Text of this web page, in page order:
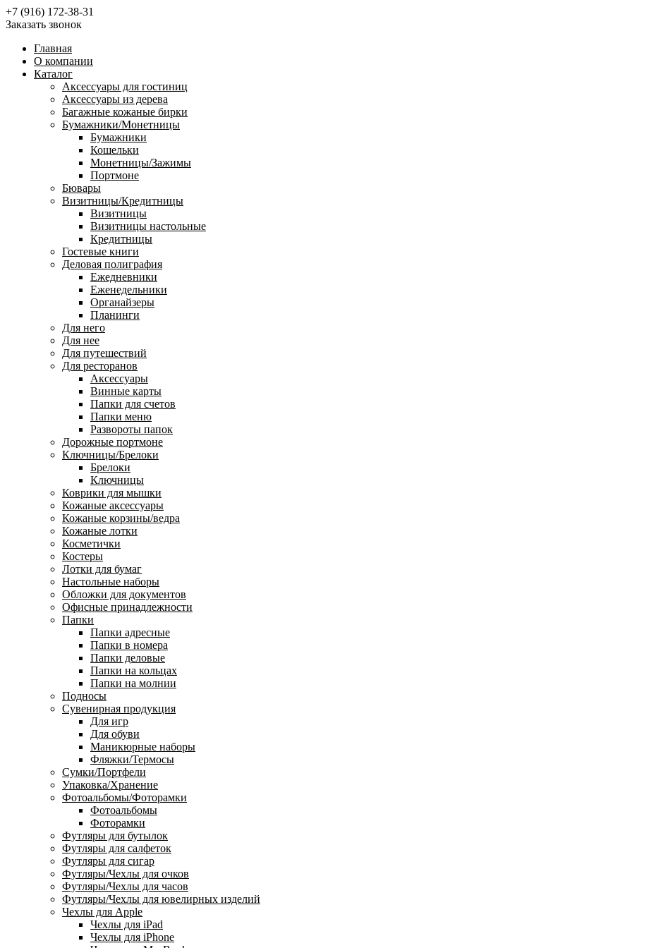
+7 (916) 172-38-31
Заказать звонок
Главная
О компании
Каталог
Аксессуары для гостиниц
Аксессуары из дерева
Багажные кожаные бирки
Бумажники/Монетницы
Бумажники
Кошельки
Монетницы/Зажимы
Портмоне
Бювары
Визитницы/Кредитницы
Визитницы
Визитницы настольные
Кредитницы
Гостевые книги
Деловая полиграфия
Ежедневники
Еженедельники
Органайзеры
Планинги
Для него
Для нее
Для путешествий
Для ресторанов
Аксессуары
Винные карты
Папки для счетов
Папки меню
Развороты папок
Дорожные портмоне
Ключницы/Брелоки
Брелоки
Ключницы
Коврики для мышки
Кожаные аксессуары
Кожаные корзины/ведра
Кожаные лотки
Косметички
Костеры
Лотки для бумаг
Настольные наборы
Обложки для документов
Офисные принадлежности
Папки
Папки адресные
Папки в номера
Папки деловые
Папки на кольцах
Папки на молнии
Подносы
Сувенирная продукция
Для игр
Для обуви
Маникюрные наборы
Фляжки/Термосы
Сумки/Портфели
Упаковка/Хранение
Фотоальбомы/Фоторамки
Фотоальбомы
Фоторамки
Футляры для бутылок
Футляры для салфеток
Футляры для сигар
Футляры/Чехлы для очков
Футляры/Чехлы для часов
Футляры/Чехлы для ювелирных изделий
Чехлы для Apple
Чехлы для iPad
Чехлы для iPhone